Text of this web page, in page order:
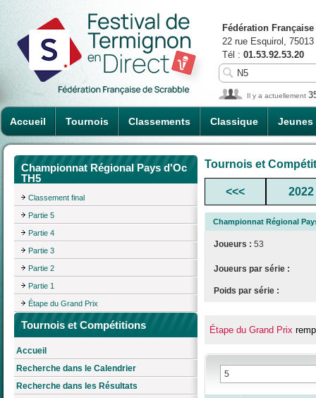
Accueil Tournois Classements Classique Jeunes
Fédération
22 rue Esquirol,
Tél : 01.53.92.53.20
Il y a actuellement
Championnat Régional Pays d'Oc
TH5
Classement final
Partie 5
Partie 4
Partie 3
Partie 2
Partie 1
Étape du Grand Prix
Tournois et Compétitions
Accueil
Recherche dans le Calendrier
Recherche dans les Résultats
Tournois et
<<< 2022
Championnat Régional
Joueurs : 53
Joueurs par série :
Poids par série :
Étape du Grand Prix